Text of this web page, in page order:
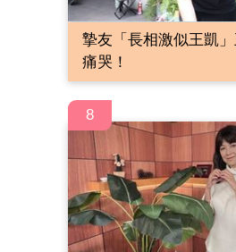
摯友「長相激似王凱
痛哭！
8